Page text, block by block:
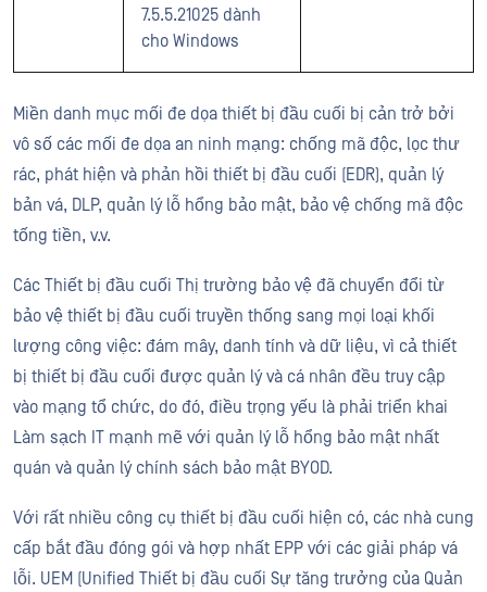
7.5.5.21025 dành
cho Windows
Miền danh mục mối đe dọa thiết bị đầu cuối bị cản trở bởi
vô số các mối đe dọa an ninh mạng: chống mã độc, lọc thư
rác, phát hiện và phản hồi thiết bị đầu cuối (EDR), quản lý
bản vá, DLP, quản lý lỗ hổng bảo mật, bảo vệ chống mã độc
tống tiền, v.v.
Các Thiết bị đầu cuối Thị trường bảo vệ đã chuyển đổi từ
bảo vệ thiết bị đầu cuối truyền thống sang mọi loại khối
lượng công việc: đám mây, danh tính và dữ liệu, vì cả thiết
bị thiết bị đầu cuối được quản lý và cá nhân đều truy cập
vào mạng tổ chức, do đó, điều trọng yếu là phải triển khai
Làm sạch IT mạnh mẽ với quản lý lỗ hổng bảo mật nhất
quán và quản lý chính sách bảo mật BYOD.
Với rất nhiều công cụ thiết bị đầu cuối hiện có, các nhà cung
cấp bắt đầu đóng gói và hợp nhất EPP với các giải pháp vá
lỗi. UEM (Unified Thiết bị đầu cuối Sự tăng trưởng của Quản